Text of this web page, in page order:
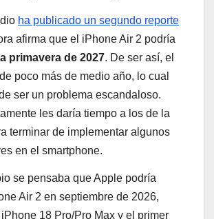
ha publicado un segundo reporte
afirma que el iPhone Air 2 podría
primavera de 2027. De ser así, el
poco más de medio año, lo cual
ser un problema escandaloso.
les daría tiempo a los de la
terminar de implementar algunos
en el smartphone.
se pensaba que Apple podría
Air 2 en septiembre de 2026,
18 Pro/Pro Max y el primer